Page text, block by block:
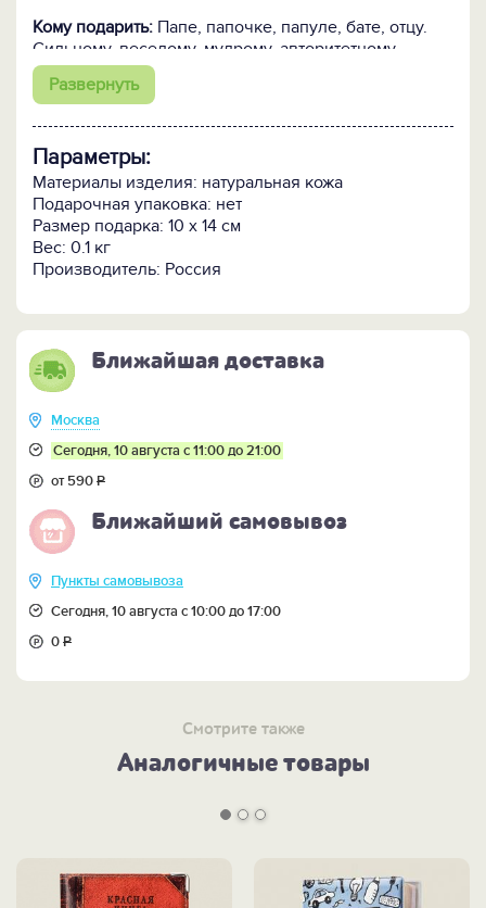
Кому подарить: Папе, папочке, папуле, бате, отцу.
Сильному, веселому, мудрому, авторитетному,
обожаемому, доброму, интересному,
замечательному, заботливому, единственному и
Развернуть
Параметры:
Материалы изделия: натуральная кожа
Подарочная упаковка: нет
Размер подарка: 10 х 14 см
Вес: 0.1 кг
Производитель: Россия
Ближайшая доставка
Москва
Сегодня, 10 августа с 11:00 до 21:00
от 590Р
Ближайший самовывоз
Пункты самовывоза
Сегодня, 10 августа с 10:00 до 17:00
0Р
Смотрите также
Аналогичные товары